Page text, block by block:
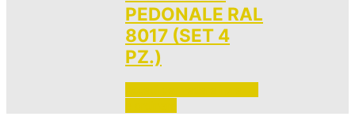
PEDONALE RAL
8017 (SET 4
PZ.)